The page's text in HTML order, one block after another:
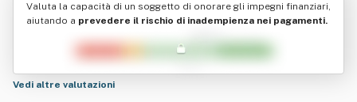
Valuta la capacità di un soggetto di onorare gli impegni finanziari,
aiutando a prevedere il rischio di inadempienza nei pagamenti.
Vedi altre valutazioni